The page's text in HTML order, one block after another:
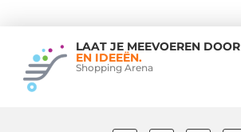
LAAT JE MEEVOEREN DOOR
EN IDEEËN.
Shopping Arena